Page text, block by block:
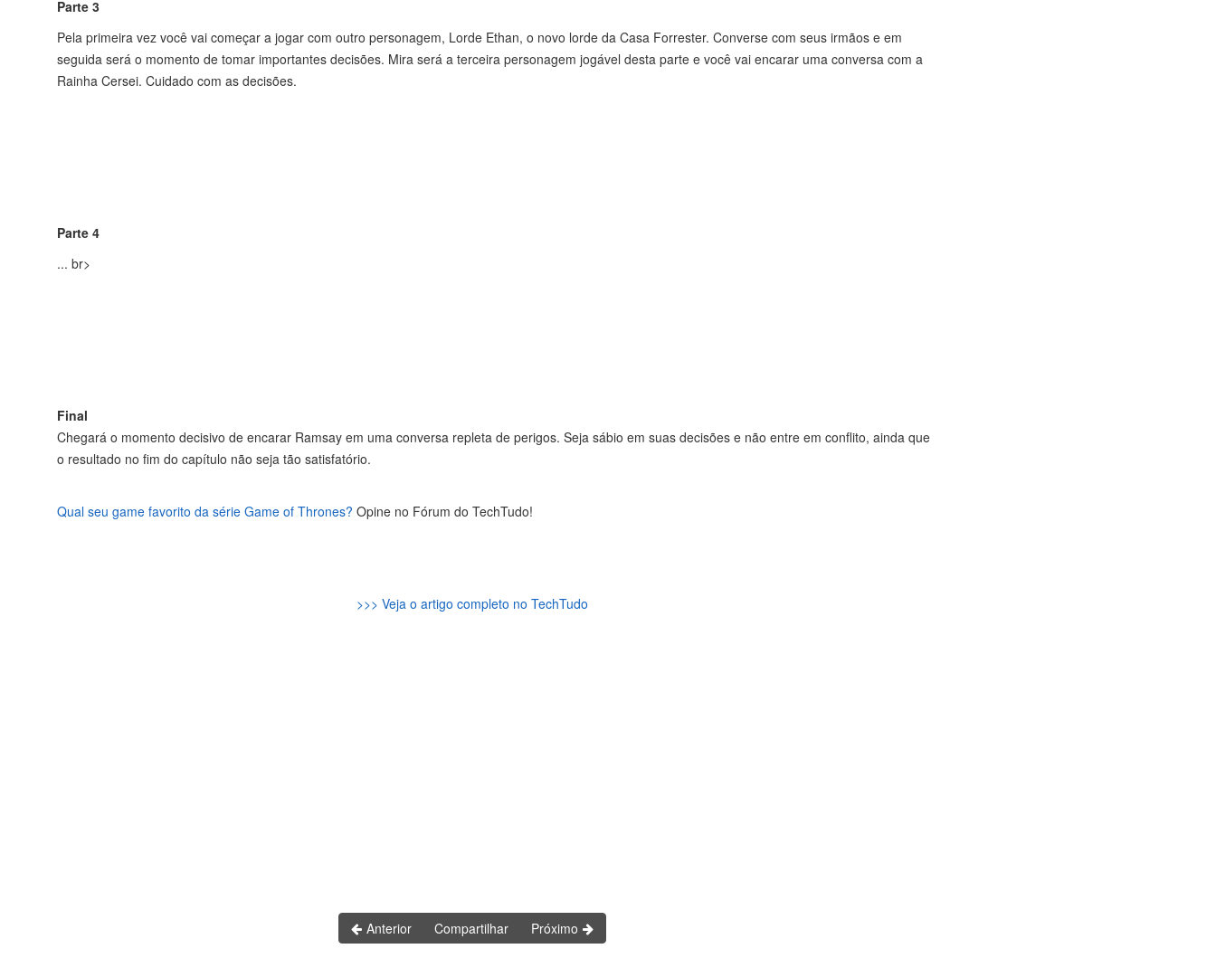
Parte 3
Pela primeira vez você vai começar a jogar com outro personagem, Lorde Ethan, o novo lorde da Casa Forrester. Converse com seus irmãos e em
seguida será o momento de tomar importantes decisões. Mira será a terceira personagem jogável desta parte e você vai encarar uma conversa com a
Rainha Cersei. Cuidado com as decisões.
Parte 4
... br>
Final
Chegará o momento decisivo de encarar Ramsay em uma conversa repleta de perigos. Seja sábio em suas decisões e não entre em conflito, ainda que
o resultado no fim do capítulo não seja tão satisfatório.
Qual seu game favorito da série Game of Thrones? Opine no Fórum do TechTudo!
>>> Veja o artigo completo no TechTudo
Anterior Compartilhar Próximo